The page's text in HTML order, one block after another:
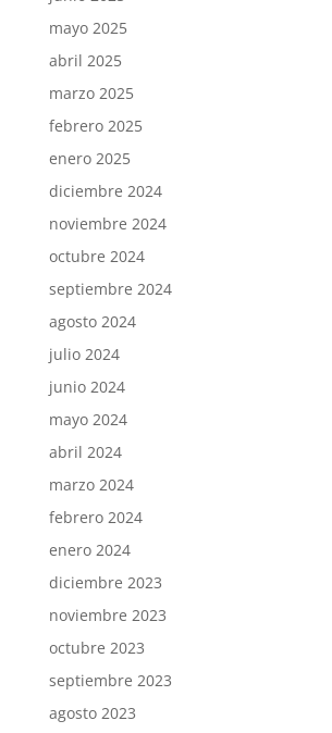
mayo 2025
abril 2025
marzo 2025
febrero 2025
enero 2025
diciembre 2024
noviembre 2024
octubre 2024
septiembre 2024
agosto 2024
julio 2024
junio 2024
mayo 2024
abril 2024
marzo 2024
febrero 2024
enero 2024
diciembre 2023
noviembre 2023
octubre 2023
septiembre 2023
agosto 2023